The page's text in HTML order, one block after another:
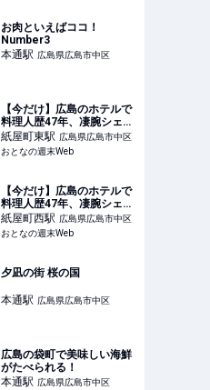
お肉といえばココ！
Number3
本通駅 広島県広島市中区
【今だけ】広島のホテルで
料理人歴47年、凄腕シェフ
のコースを堪能 「黄綬褒
章」受章記念！ - おとなの
週末Web
紙屋町東駅 広島県広島市中区
おとなの週末Web
【今だけ】広島のホテルで
料理人歴47年、凄腕シェフ
のコースを堪能 「黄綬褒
章」受章記念！ - おとなの
週末Web
紙屋町西駅 広島県広島市中区
おとなの週末Web
夕凪の街 桜の国
本通駅 広島県広島市中区
広島の袋町で美味しい海鮮
がたべられる！
本通駅 広島県広島市中区